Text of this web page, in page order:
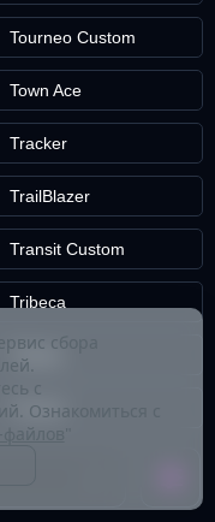
Tourneo Custom
Town Ace
Tracker
TrailBlazer
Transit Custom
Tribeca
Tribute
Tucson
сбора
Ознакомиться с